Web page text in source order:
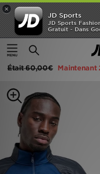
×
JD Sports
JD Sports
Gratuit - Dans
Accueil
Homme
Under Armour Sweat 1/4
Était60,00€ Maintenant
Accueil
Nouveautés
Enfant
Collections
Marques